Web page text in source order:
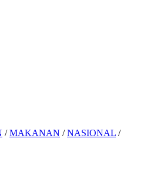
/MAKANAN /NASIONAL /